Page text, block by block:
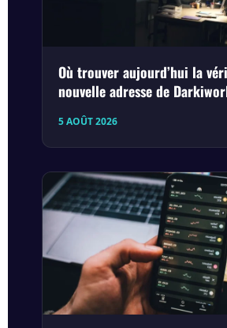
Où trouver aujourd’hui la
nouvelle adresse de
5 AOÛT 2026